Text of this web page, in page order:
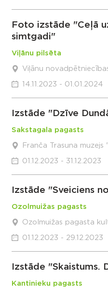
Foto izstāde "Ceļā
simtgadi"
Viļānu pilsēta
Viļānu
14.11.2023 - 01.01.2024
Izstāde "Dzīve
Sakstagala pagasts
Franča Trasuna muzejs
01.12.2023 - 31.12.2023
Izstāde "Sveiciens
Ozolmuižas pagasts
Ozolmuižas pagasta
01.12.2023 - 29.12.2023
Izstāde "Skaistums.
Kantinieku pagasts